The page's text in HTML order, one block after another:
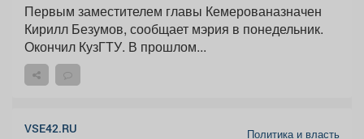
Первым заместителем главы Кемерованазначен
Кирилл Безумов, сообщает мэрия в понедельник.
Окончил КузГТУ. В прошлом...
VSE42.RU Политика и власть